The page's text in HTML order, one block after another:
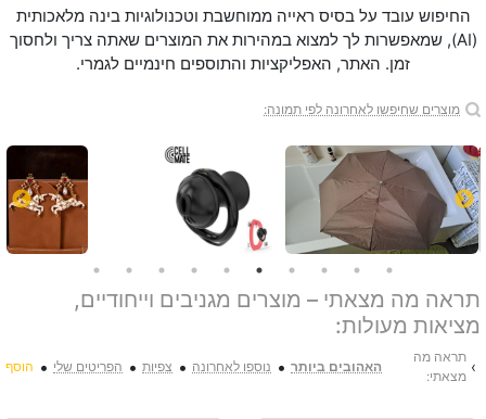
החיפוש עובד על בסיס ראייה ממוחשבת וטכנולוגיות בינה מלאכותית
(AI), שמאפשרות לך למצוא במהירות את המוצרים שאתה צריך ולחסוך
זמן. האתר, האפליקציות והתוספים חינמיים לגמרי.
מוצרים שחיפשו לאחרונה לפי תמונה:
תראה מה מצאתי – מוצרים מגניבים וייחודיים,
מציאות מעולות:
›
תראה מה
מצאתי:
האהובים ביותר • נוספו לאחרונה • צפיות • הפריטים שלי • הוסף